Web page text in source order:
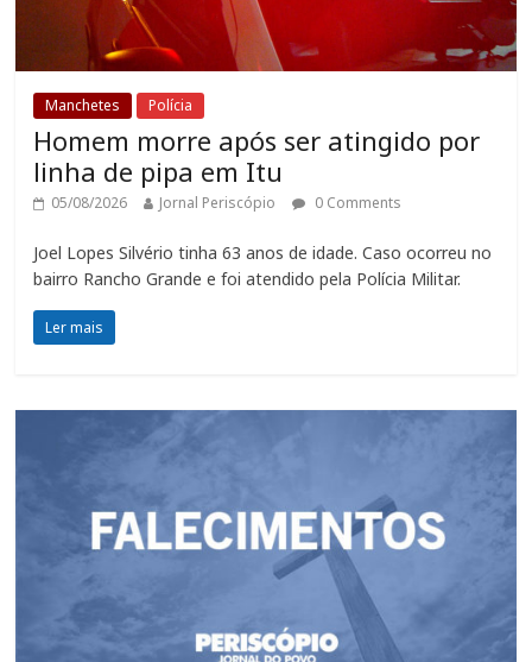
Manchetes Polícia
Homem morre após ser atingido por
linha de pipa em Itu
05/08/2026 Jornal Periscópio 0 Comments
Joel Lopes Silvério tinha 63 anos de idade. Caso ocorreu no
bairro Rancho Grande e foi atendido pela Polícia Militar.
Ler mais